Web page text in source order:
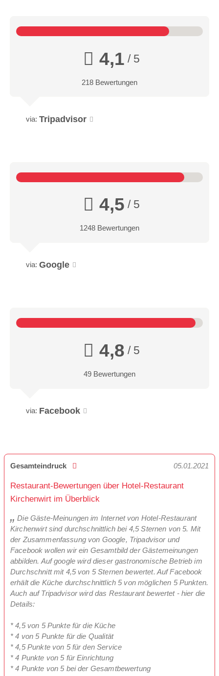
4,1 / 5
218 Bewertungen
via: Tripadvisor
4,5 / 5
1248 Bewertungen
via: Google
4,8 / 5
49 Bewertungen
via: Facebook
Gesamteindruck 05.01.2021
Restaurant-Bewertungen über Hotel-Restaurant
Kirchenwirt im Überblick
Die Gäste-Meinungen im Internet von Hotel-Restaurant
Kirchenwirt sind durchschnittlich bei 4,5 Sternen von 5. Mit
der Zusammenfassung von Google, Tripadvisor und
Facebook wollen wir ein Gesamtbild der Gästemeinungen
abbilden. Auf google wird dieser gastronomische Betrieb im
Durchschnitt mit 4,5 von 5 Sternen bewertet. Auf Facebook
erhält die Küche durchschnittlich 5 von möglichen 5 Punkten.
Auch auf Tripadvisor wird das Restaurant bewertet - hier die
Details:
* 4,5 von 5 Punkte für die Küche
* 4 von 5 Punkte für die Qualität
* 4,5 Punkte von 5 für den Service
* 4 Punkte von 5 für Einrichtung
* 4 Punkte von 5 bei der Gesamtbewertung